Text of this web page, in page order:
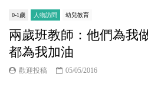
0-1歲 人物訪問 幼兒教育
兩歲班教師：他們為我
都為我加油
歡迎投稿 05/05/2016